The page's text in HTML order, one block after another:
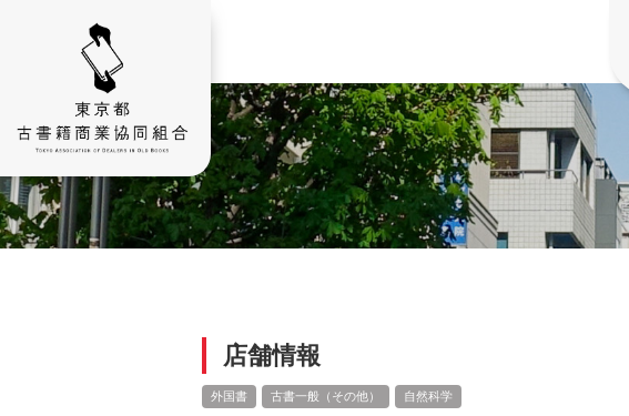
店舗情報
外国書 古書一般（その他） 自然科学